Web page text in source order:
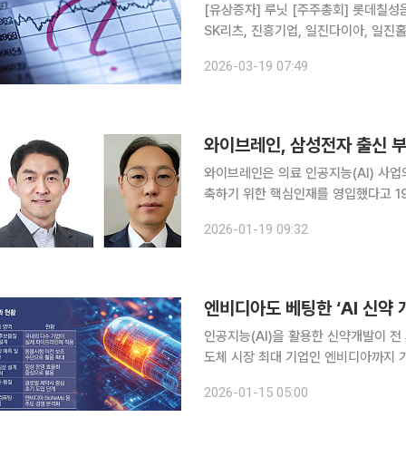
[유상증자] 루닛 [주주총회] 롯데칠성음료, 한화오션, 호텔신라, 신한서부티엔디리츠, GS리테일,
SK리츠, 진흥기업, 일진다이아, 일진
송원산업, 한국수출포장공업, 삼성생
2026-03-19 07:49
와이브레인은 의료 인공지능(AI) 사
축하기 위한 핵심인재를 영입했다고 19일 밝혔다. 이번에 영입한 임원진은
브레인의 제품을 도입한 전국 단위
2026-01-19 09:32
엔비디아도 베팅한 ‘AI 신약
인공지능(AI)을 활용한 신약개발이
도체 시장 최대 기업인 엔비디아까지
으로 뛰어들었다. 엔비디아는 12일(
2026-01-15 05:00